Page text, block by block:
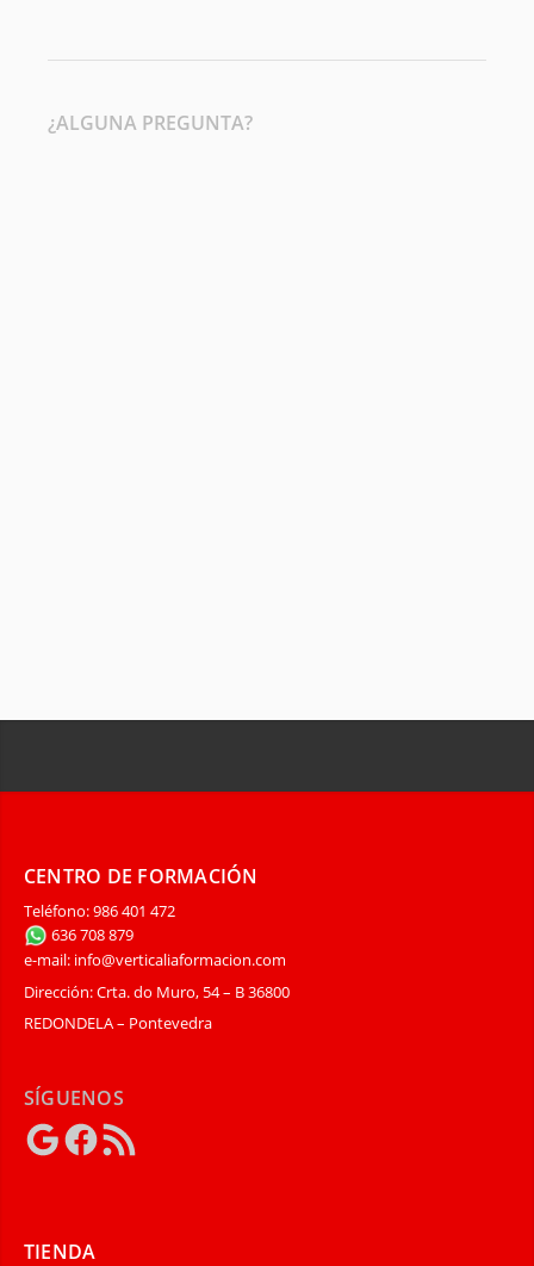
¿ALGUNA PREGUNTA?
CENTRO DE FORMACIÓN
Teléfono: 986 401 472
636 708 879
e-mail: info@verticaliaformacion.com
Dirección: Crta. do Muro, 54 – B 36800
REDONDELA – Pontevedra
SÍGUENOS
GoogleFacebook
Feed
RSS
TIENDA